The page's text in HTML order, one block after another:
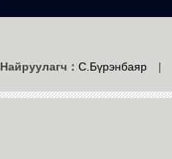
Найруулагч： С.Бүрэнбаяр |